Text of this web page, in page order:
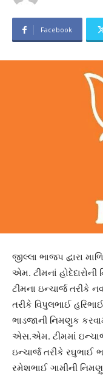
Facebook
જીલ્લા ભાજપ દ્વારા
એમ. ટીમનાં
ટીમના ઇન્ચાર્જ તરીકે
તરીકે વિપુલભાઈ
ભાડજાની નિમણુક
એસ.એમ. ટીમમાં
ઇન્ચાર્જ તરીકે રઘુભાઈ
રમેશભાઈ ગામીની